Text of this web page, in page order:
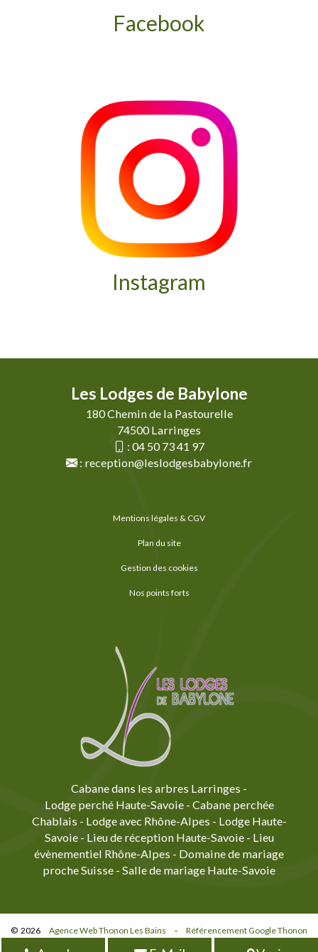
Facebook
Instagram
Les Lodges de Babylone
180 Chemin de la Pastourelle
74500 Larringes
: 04 50 73 41 97
: reception@leslodgesbabylone.fr
Mentions légales & CGV
Plan du site
Gestion des cookies
Nos points forts
Cabane dans les arbres Larringes -
Lodge perché Haute-Savoie- Cabane perchée
Chablais - Lodge avec Rhône-Alpes - Lodge Haute-
Savoie- Lieu de réception Haute-Savoie- Lieu
évènementiel Rhône-Alpes - Domaine de mariage
proche Suisse - Salle de mariage Haute-Savoie
© 2026 Agence Web Thonon Les Bains -
Référencement Google Thonon